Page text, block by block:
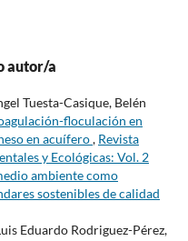
autor/a
Tuesta-Casique, Belén
floculación en
en acuífero, Revista
y Ecológicas: Vol. 2
ambiente como
sostenibles de calidad
Eduardo Rodriguez-Pérez,